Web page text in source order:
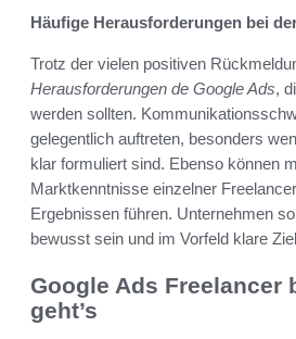
Häufige Herausforderungen bei
Trotz der vielen positiven
Herausforderungen de Google Ads,
werden sollten.
gelegentlich auftreten, besonders
klar formuliert sind. Ebenso können
Marktkenntnisse einzelner
Ergebnissen führen. Unternehmen
bewusst sein und im Vorfeld klare
Google Ads Freelancer
geht’s